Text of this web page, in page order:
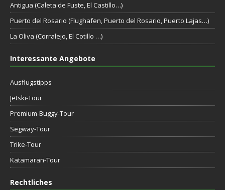
Antigua (Caleta de Fuste, El Castillo…)
Puerto del Rosario (Flughafen, Puerto del Rosario, Puerto Lajas…)
La Oliva (Corralejo, El Cotillo …)
Interessante Angebote
Ausflugstipps
Jetski-Tour
Premium-Buggy-Tour
Segway-Tour
Trike-Tour
Katamaran-Tour
Rechtliches